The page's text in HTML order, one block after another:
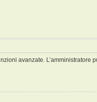
avanzate. L’amministratore